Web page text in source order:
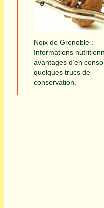
Noix de Grenoble :
Informations
avantages d’en
quelques trucs de
conservation.